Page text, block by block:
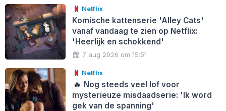
Netflix
Komische kattenserie 'Alley Cats'
vanaf vandaag te zien op Netflix:
'Heerlijk en schokkend'
7 aug 2026 om 15:51
Netflix
🔥 Nog steeds veel lof voor
mysterieuze misdaadserie: 'Ik word
gek van de spanning'